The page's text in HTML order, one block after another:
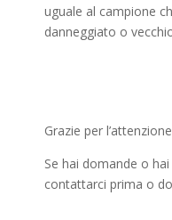
uguale al campione
danneggiato o
Grazie per
Se hai domande o
contattarci prima o